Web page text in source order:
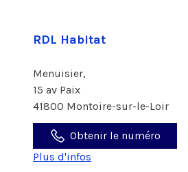
RDL Habitat
Menuisier,
15 av Paix
41800 Montoire-sur-le-Loir
Obtenir le numéro
Plus d'infos